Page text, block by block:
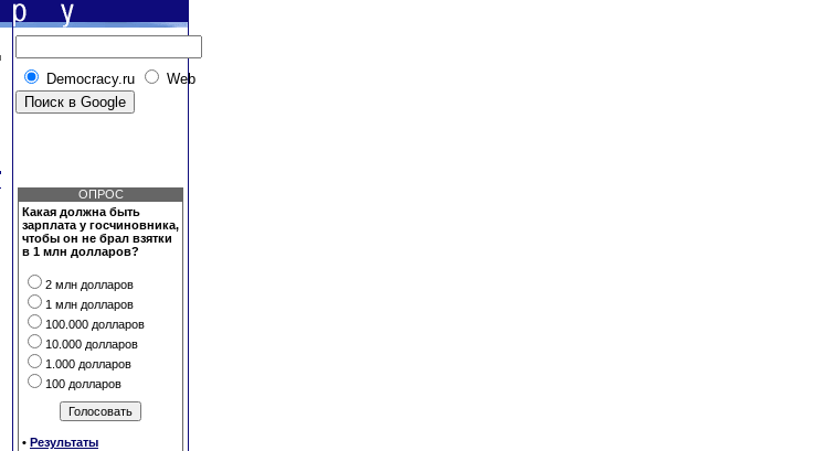
Democracy.ru Web
ОПРОС
Какая должна быть
зарплата у госчиновника,
чтобы он не брал взятки
в 1 млн долларов?
2 млн долларов
1 млн долларов
100.000 долларов
10.000 долларов
1.000 долларов
100 долларов
• Результаты